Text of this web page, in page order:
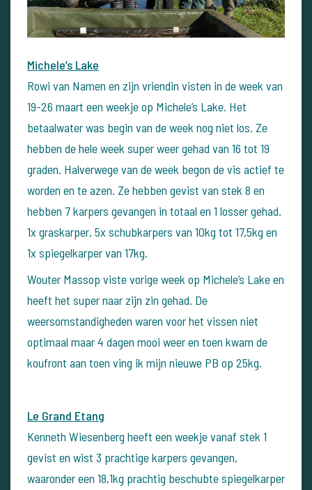
Michele’s Lake
Rowi van Namen en zijn vriendin visten in de week van
19-26 maart een weekje op Michele’s Lake. Het
betaalwater was begin van de week nog niet los. Ze
hebben de hele week super weer gehad van 16 tot 19
graden. Halverwege van de week begon de vis actief te
worden en te azen. Ze hebben gevist van stek 8 en
hebben 7 karpers gevangen in totaal en 1 losser gehad.
1x graskarper, 5x schubkarpers van 10kg tot 17,5kg en
1x spiegelkarper van 17kg.
Wouter Massop viste vorige week op Michele’s Lake en
heeft het super naar zijn zin gehad. De
weersomstandigheden waren voor het vissen niet
optimaal maar 4 dagen mooi weer en toen kwam de
koufront aan toen ving ik mijn nieuwe PB op 25kg.
Le Grand Etang
Kenneth Wiesenberg heeft een weekje vanaf stek 1
gevist en wist 3 prachtige karpers gevangen,
waaronder een 18,1kg prachtig beschubte spiegelkarper